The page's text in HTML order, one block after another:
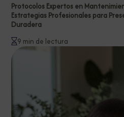
Protocolos Expertos en
Estrategias Profesionales para
Duradera
9 min de lectura